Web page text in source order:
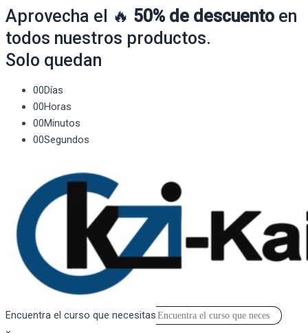
Aprovecha el 🔥 50% de descuento en
todos nuestros productos.
Solo quedan
00Días
00Horas
00Minutos
00Segundos
Encuentra el curso que necesitas